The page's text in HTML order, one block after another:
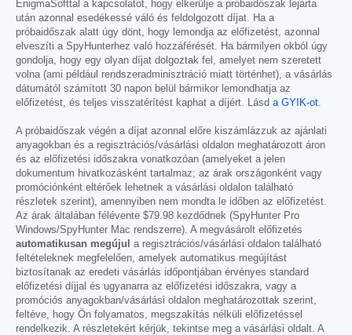
EnigmaSofttal a kapcsolatot, hogy elkerülje a próbaidőszak lejárta
után azonnal esedékessé váló és feldolgozott díjat. Ha a
próbaidőszak alatt úgy dönt, hogy lemondja az előfizetést, azonnal
elveszíti a SpyHunterhez való hozzáférését. Ha bármilyen okból úgy
gondolja, hogy egy olyan díjat dolgoztak fel, amelyet nem szeretett
volna (ami például rendszeradminisztráció miatt történhet), a vásárlás
dátumától számított 30 napon belül bármikor lemondhatja az
előfizetést, és teljes visszatérítést kaphat a díjért. Lásd a GYIK-ot.
A próbaidőszak végén a díjat azonnal előre kiszámlázzuk az ajánlati
anyagokban és a regisztrációs/vásárlási oldalon meghatározott áron
és az előfizetési időszakra vonatkozóan (amelyeket a jelen
dokumentum hivatkozásként tartalmaz; az árak országonként vagy
promóciónként eltérőek lehetnek a vásárlási oldalon található
részletek szerint), amennyiben nem mondta le időben az előfizetést.
Az árak általában félévente $79.98 kezdődnek (SpyHunter Pro
Windows/SpyHunter Mac rendszerre). A megvásárolt előfizetés
automatikusan megújul
a regisztrációs/vásárlási oldalon található
feltételeknek megfelelően, amelyek automatikus megújítást
biztosítanak az eredeti vásárlás időpontjában érvényes standard
előfizetési díjjal és ugyanarra az előfizetési időszakra, vagy a
promóciós anyagokban/vásárlási oldalon meghatározottak szerint,
feltéve, hogy Ön folyamatos, megszakítás nélküli előfizetéssel
rendelkezik. A részletekért kérjük, tekintse meg a vásárlási oldalt. A